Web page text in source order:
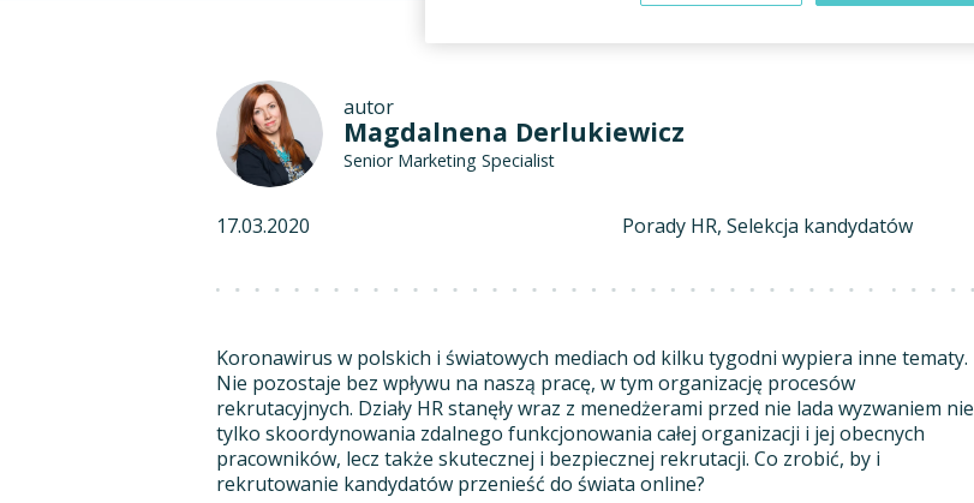
autor
Magdalnena Derlukiewicz
Senior Marketing Specialist
17.03.2020 Porady HR Selekcja kandydatów
Koronawirus w polskich i światowych mediach od kilku tygodni wypiera inne tematy.
Nie pozostaje bez wpływu na naszą pracę, w tym organizację procesów
rekrutacyjnych. Działy HR stanęły wraz z menedżerami przed nie lada wyzwaniem nie
tylko skoordynowania zdalnego funkcjonowania całej organizacji i jej obecnych
pracowników, lecz także skutecznej i bezpiecznej rekrutacji. Co zrobić, by i
rekrutowanie kandydatów przenieść do świata online?